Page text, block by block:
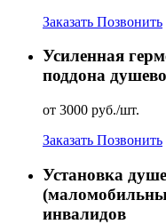
Заказать Позвонить
Усиленная
поддона
от 3000 руб./шт.
Заказать Позвонить
Установка
инвалидов